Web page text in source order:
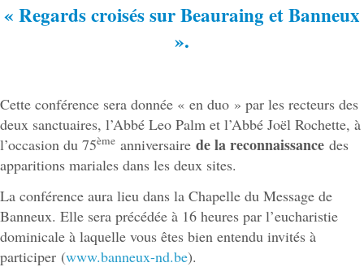
« Regards croisés sur Beauraing et Banneux
».
Cette conférence sera donnée « en duo » par les recteurs des
deux sanctuaires, l’Abbé Leo Palm et l’Abbé Joël Rochette, à
l’occasion du 75ème anniversaire de la reconnaissance des
apparitions mariales dans les deux sites.
La conférence aura lieu dans la Chapelle du Message de
Banneux. Elle sera précédée à 16 heures par l’eucharistie
dominicale à laquelle vous êtes bien entendu invités à
participer (www.banneux-nd.be).